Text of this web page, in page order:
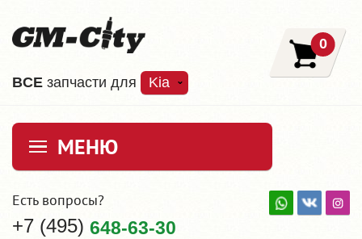
ВCE запчасти для Kia
0
МЕНЮ
Есть вопросы?
+7 (495) 648-63-30